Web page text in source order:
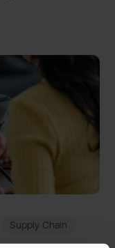
Supply Chain